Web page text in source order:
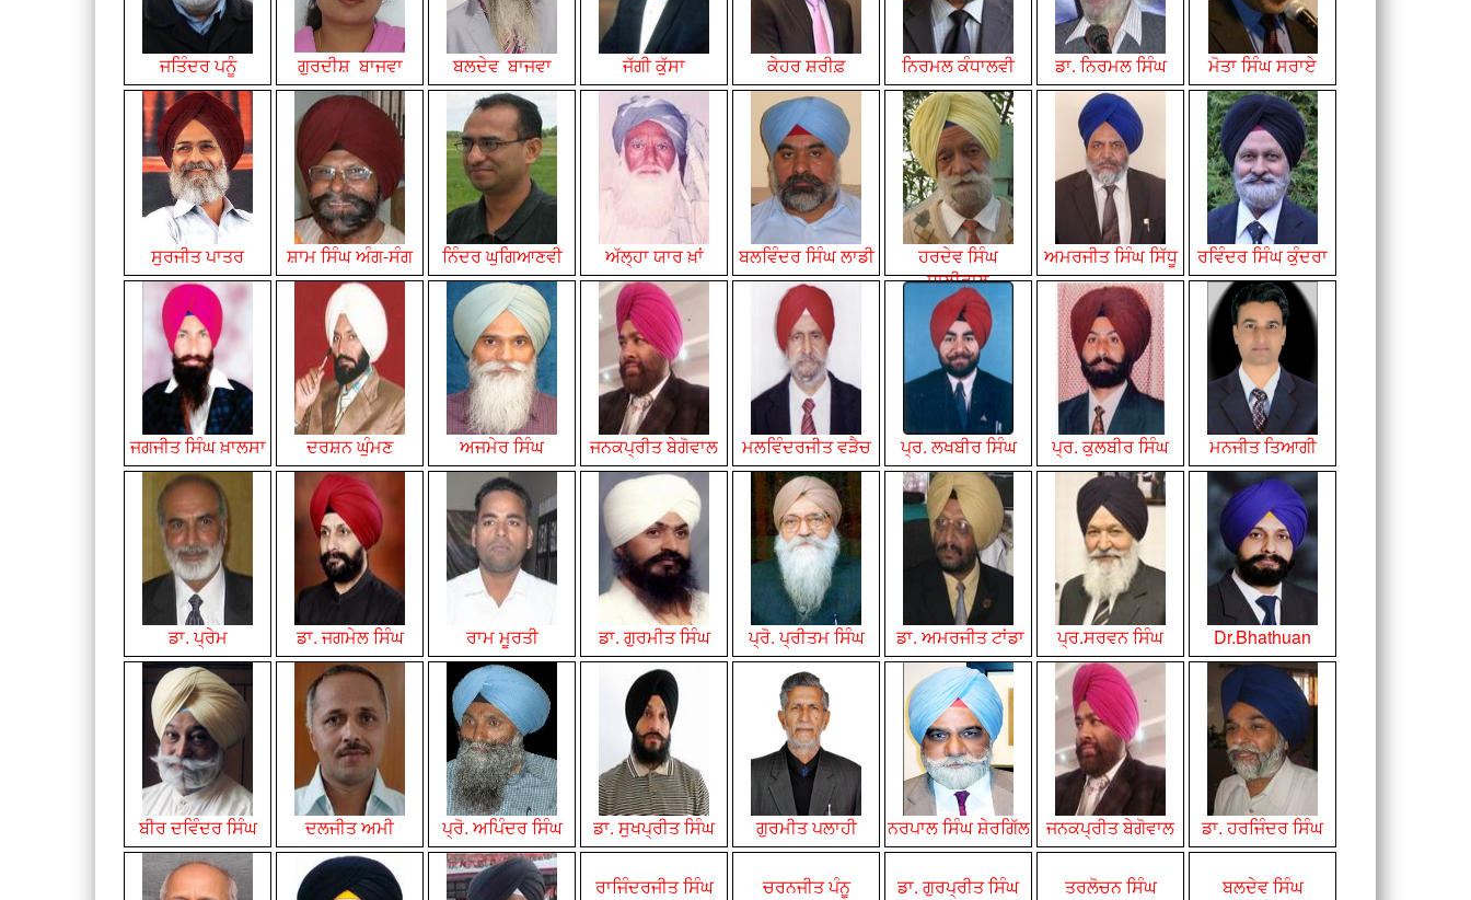
ਜਤਿੰਦਰ ਪਨੂੰ ਗੁਰਦੀਸ਼ ਬਾਜਵਾ ਬਲਦੇਵ ਬਾਜਵਾ ਜੱਗੀ ਕੁੱਸਾ ਕੇਹਰ ਸ਼ਰੀਫ਼ ਨਿਰਮਲ ਕੰਧਾਲਵੀ ਡਾ. ਨਿਰਮਲ ਸਿੰਘ ਮੋਤਾਸਿੰਘਸਰਾਏ
ਸੁਰਜੀਤ ਪਾਤਰ ਸ਼ਾਮਸਿੰਘਅੰਗ-ਸੰਗ ਨਿੰਦਰ ਘੁਗਿਆਣਵੀ ਅੱਲ੍ਹਾ ਯਾਰ ਖ਼ਾਂ ਬਲਵਿੰਦਰਸਿੰਘਲਾਡੀ
ਹਰਦੇਵ ਸਿੰਘ
ਧਾਲੀਵਾਲ
ਅਮਰਜੀਤ ਸਿੰਘ ਸਿੱਧੂ ਰਵਿੰਦਰ ਸਿੰਘ ਕੁੰਦਰਾ
ਜਗਜੀਤ ਸਿੰਘ ਖ਼ਾਲਸਾ ਦਰਸ਼ਨ ਘੁੰਮਣ ਅਜਮੇਰ ਸਿੰਘ ਜਨਕਪ੍ਰੀਤ ਬੇਗੋਵਾਲ ਮਲਵਿੰਦਰਜੀਤ ਵੜੈਚ ਪ੍ਰ. ਲਖਬੀਰ ਸਿੰਘ ਪ੍ਰ. ਕੁਲਬੀਰ ਸਿੰਘ ਮਨਜੀਤ ਤਿਆਗੀ
ਡਾ. ਪ੍ਰੇਮ ਡਾ. ਜਗਮੇਲ ਸਿੰਘ ਰਾਮ ਮੂਰਤੀ ਡਾ. ਗੁਰਮੀਤ ਸਿੰਘ ਪ੍ਰੋ. ਪ੍ਰੀਤਮਸਿੰਘ ਡਾ.ਅਮਰਜੀਤ ਟਾਂਡਾ ਪ੍ਰ.ਸਰਵਨਸਿੰਘ Dr.Bhathuan
ਬੀਰ ਦਵਿੰਦਰ ਸਿੰਘ ਦਲਜੀਤ ਅਮੀ ਪ੍ਰੋ. ਅਪਿੰਦਰ ਸਿੰਘ ਡਾ. ਸੁਖਪ੍ਰੀਤਸਿੰਘ ਗੁਰਮੀਤ ਪਲਾਹੀ ਨਰਪਾਲ ਸਿੰਘ ਸ਼ੇਰਗਿੱਲ ਜਨਕਪ੍ਰੀਤ ਬੇਗੋਵਾਲ ਡਾ. ਹਰਜਿੰਦਰਸਿੰਘ
ਰਾਜਿੰਦਰਜੀਤਸਿੰਘ ਚਰਨਜੀਤ ਪੰਨੂ ਡਾ. ਗੁਰਪ੍ਰੀਤ ਸਿੰਘ ਤਰਲੋਚਨ ਸਿੰਘ ਬਲਦੇਵਸਿੰਘ